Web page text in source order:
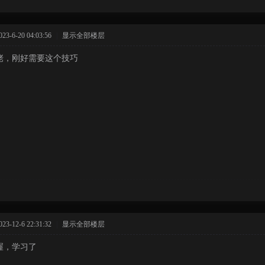
6-20 04:03:56 显示全部楼层
，刚好需要这个技巧
12-6 22:31:32 显示全部楼层
，学习了